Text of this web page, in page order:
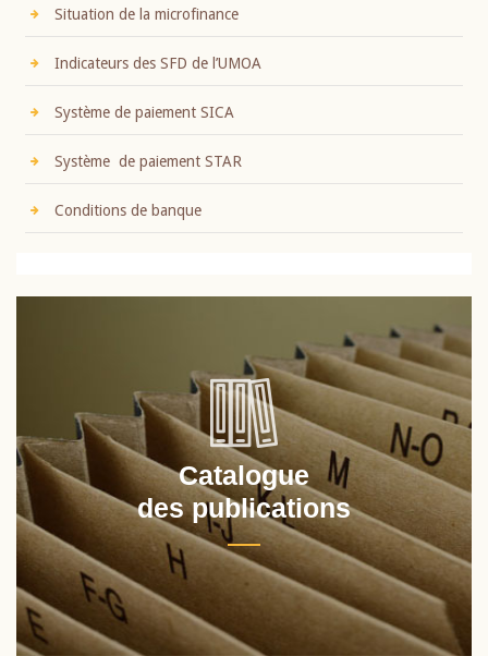
Situation de la microfinance
Indicateurs des SFD de l’UMOA
Système de paiement SICA
Système de paiement STAR
Conditions de banque
Catalogue
des publications